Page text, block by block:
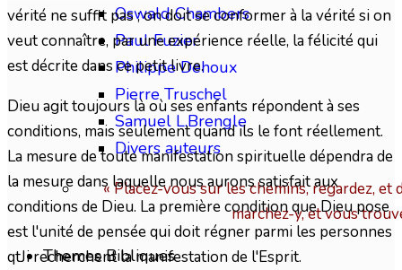
Oswald Chambers
Paul Fuzier
Philippe Dehoux
Pierre Truschel
Samuel L.Brengle
Divers auteurs
« Placez-vous sur les chemins, regardez,
marchez-y, et vous
Themes Bibliques
vérité ne suffit pas ; on doit se conformer à la vérité si on
veut connaître, par une expérience réelle, la félicité qui
est décrite dans ce petit livre.
Dieu agit toujours là où ses enfants répondent à ses
conditions, mais seulement quand ils le font réellement.
La mesure de toute manifestation spirituelle dépendra de
la mesure dans laquelle nous aurons satisfait aux
conditions de Dieu. La première condition que Dieu pose
est l'unité de pensée qui doit régner parmi les personnes
qtJi recherchent la manifestation de l'Esprit.